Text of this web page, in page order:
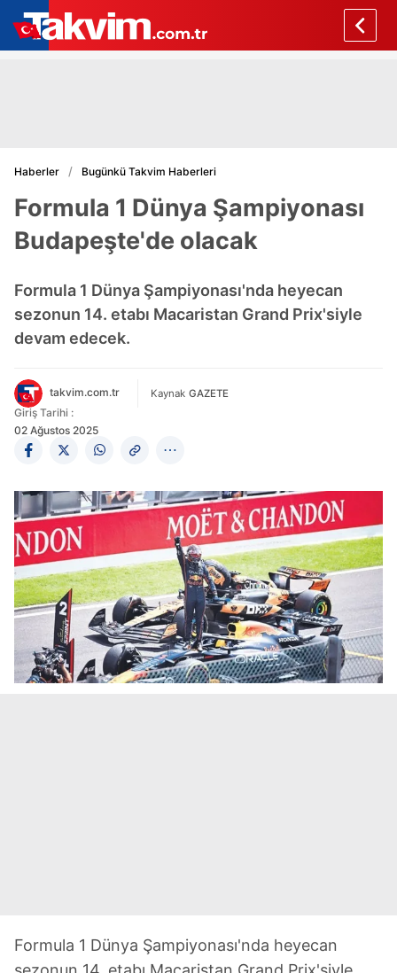
Haberler Bugünkü Takvim Haberleri
Formula 1 Dünya Şampiyonası
Budapeşte'de olacak
Formula 1 Dünya Şampiyonası'nda heyecan
sezonun 14. etabı Macaristan Grand Prix'siyle
devam edecek.
takvim.com.tr Kaynak GAZETE
Giriş Tarihi :
02 Ağustos 2025
Formula 1 Dünya Şampiyonası'nda heyecan